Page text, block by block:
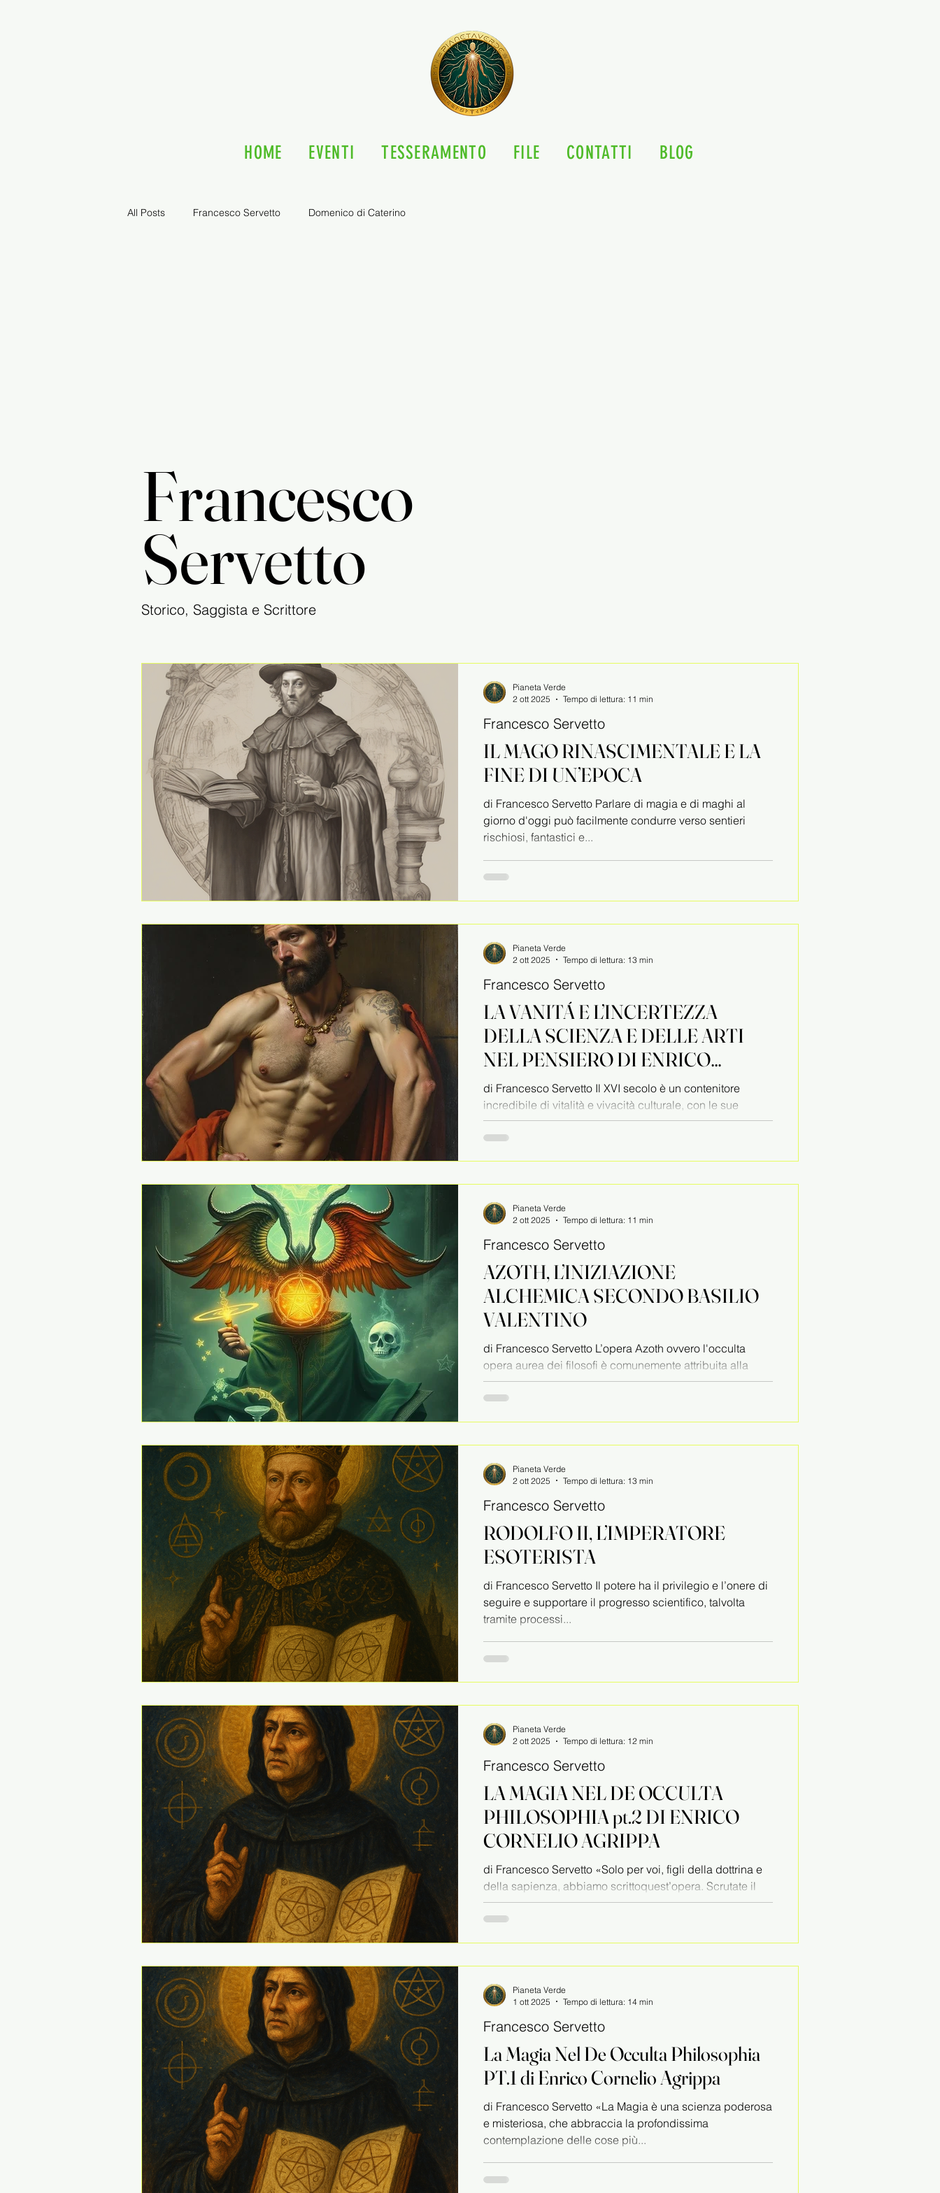
HOME EVENTI TESSERAMENTO FILE CONTATTI BLOG
All Posts Francesco Servetto Domenico di Caterino
Francesco
Servetto
Storico, Saggista e Scrittore
IL MAGO RINASCIMENTALE E LA
FINE DI UN’EPOCA
di Francesco Servetto Parlare di magia e di maghi al
giorno d'oggi può facilmente condurre verso sentieri
rischiosi, fantastici e...
Francesco Servetto
Pianeta Verde
2 ott 2025
Tempo di lettura: 11 min
LA VANITÁ E L’INCERTEZZA
DELLA SCIENZA E DELLE ARTI
NEL PENSIERO DI ENRICO
CORNELIO AGRIPPA
di Francesco Servetto Il XVI secolo è un contenitore
incredibile di vitalità e vivacità culturale, con le sue
innovazioni artistiche,...
Francesco Servetto
Pianeta Verde
2 ott 2025
Tempo di lettura: 13 min
AZOTH, L’INIZIAZIONE
ALCHEMICA SECONDO BASILIO
VALENTINO
di Francesco Servetto L’opera Azoth ovvero l'occulta
opera aurea dei filosofi è comunemente attribuita alla
figura oscura del monaco...
Francesco Servetto
Pianeta Verde
2 ott 2025
Tempo di lettura: 11 min
RODOLFO II, L’IMPERATORE
ESOTERISTA
di Francesco Servetto Il potere ha il privilegio e l’onere di
seguire e supportare il progresso scientifico, talvolta
tramite processi...
Francesco Servetto
Pianeta Verde
2 ott 2025
Tempo di lettura: 13 min
LA MAGIA NEL DE OCCULTA
PHILOSOPHIA pt.2 DI ENRICO
CORNELIO AGRIPPA
di Francesco Servetto «Solo per voi, figli della dottrina e
della sapienza, abbiamo scrittoquest’opera. Scrutate il
libro, raccoglietevi...
Francesco Servetto
Pianeta Verde
2 ott 2025
Tempo di lettura: 12 min
La Magia Nel De Occulta Philosophia
PT.1 di Enrico Cornelio Agrippa
di Francesco Servetto «La Magia è una scienza poderosa
e misteriosa, che abbraccia la profondissima
contemplazione delle cose più...
Francesco Servetto
Pianeta Verde
1 ott 2025
Tempo di lettura: 14 min